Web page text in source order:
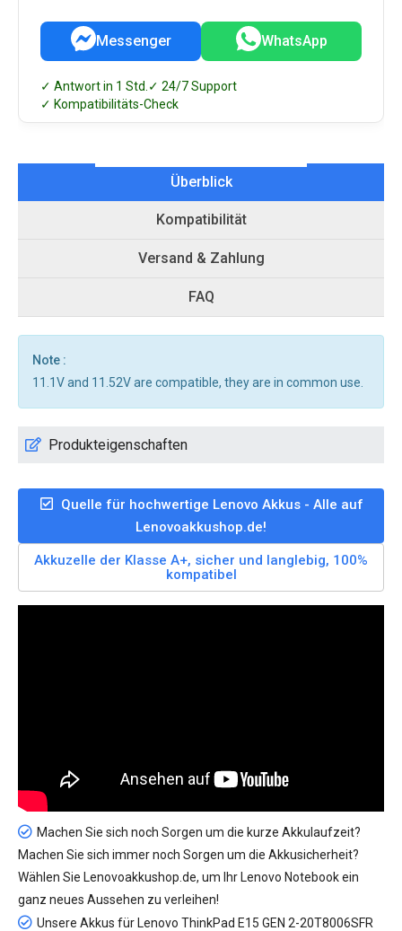
Messenger WhatsApp
✓ Antwort in 1 Std. ✓ 24/7 Support
✓ Kompatibilitäts-Check
Überblick
Kompatibilität
Versand & Zahlung
FAQ
Note :
11.1V and 11.52V are compatible, they are in common use.
Produkteigenschaften
Quelle für hochwertige Lenovo Akkus - Alle auf
Lenovoakkushop.de!
Akkuzelle der Klasse A+, sicher und langlebig, 100%
kompatibel
Machen Sie sich noch Sorgen um die kurze Akkulaufzeit?
Machen Sie sich immer noch Sorgen um die Akkusicherheit?
Wählen Sie Lenovoakkushop.de, um Ihr Lenovo Notebook ein
ganz neues Aussehen zu verleihen!
Unsere Akkus für Lenovo ThinkPad E15 GEN 2-20T8006SFR